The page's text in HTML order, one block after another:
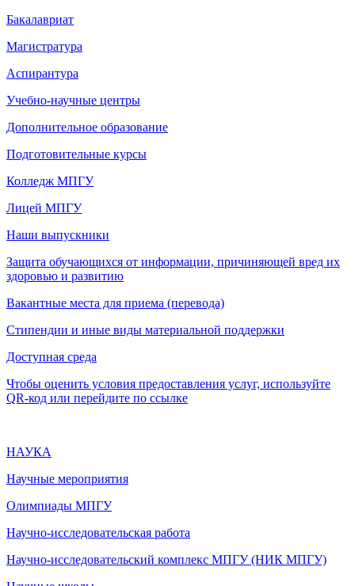
Бакалавриат
Магистратура
Аспирантура
Учебно-научные центры
Дополнительное образование
Подготовительные курсы
Колледж МПГУ
Лицей МПГУ
Наши выпускники
Защита обучающихся от информации, причиняющей вред их
здоровью и развитию
Вакантные места для приема (перевода)
Стипендии и иные виды материальной поддержки
Доступная среда
Чтобы оценить условия предоставления услуг, используйте
QR-код или перейдите по ссылке
НАУКА
Научные мероприятия
Олимпиады МПГУ
Научно-исследовательская работа
Научно-исследовательский комплекс МПГУ (НИК МПГУ)